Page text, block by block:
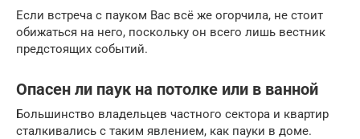
Если встреча с пауком Вас всё же огорчила, не стоит
обижаться на него, поскольку он всего лишь вестник
предстоящих событий.
Опасен ли паук на потолке или в ванной
Большинство владельцев частного сектора и квартир
сталкивались с таким явлением, как пауки в доме.